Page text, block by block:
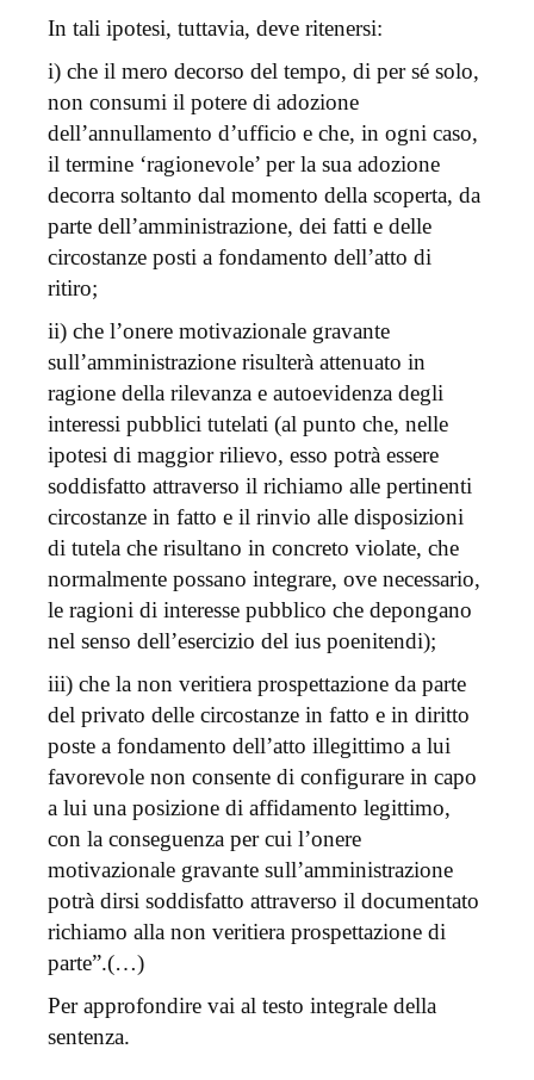
In tali ipotesi, tuttavia, deve ritenersi:
i) che il mero decorso del tempo, di per sé solo,
non consumi il potere di adozione
dell’annullamento d’ufficio e che, in ogni caso,
il termine ‘ragionevole’ per la sua adozione
decorra soltanto dal momento della scoperta, da
parte dell’amministrazione, dei fatti e delle
circostanze posti a fondamento dell’atto di
ritiro;
ii) che l’onere motivazionale gravante
sull’amministrazione risulterà attenuato in
ragione della rilevanza e autoevidenza degli
interessi pubblici tutelati (al punto che, nelle
ipotesi di maggior rilievo, esso potrà essere
soddisfatto attraverso il richiamo alle pertinenti
circostanze in fatto e il rinvio alle disposizioni
di tutela che risultano in concreto violate, che
normalmente possano integrare, ove necessario,
le ragioni di interesse pubblico che depongano
nel senso dell’esercizio del ius poenitendi);
iii) che la non veritiera prospettazione da parte
del privato delle circostanze in fatto e in diritto
poste a fondamento dell’atto illegittimo a lui
favorevole non consente di configurare in capo
a lui una posizione di affidamento legittimo,
con la conseguenza per cui l’onere
motivazionale gravante sull’amministrazione
potrà dirsi soddisfatto attraverso il documentato
richiamo alla non veritiera prospettazione di
parte”.(…)
Per approfondire vai al testo integrale della
sentenza.